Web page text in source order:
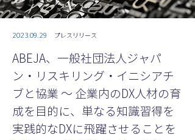
2023.09.29 プレスリリース
ABEJA、一般社団法人ジャパ
ン・リスキリング・イニシアチ
ブと協業 〜 企業内のDX人材の育
成を目的に、単なる知識習得を
実践的なDXに飛躍させることを